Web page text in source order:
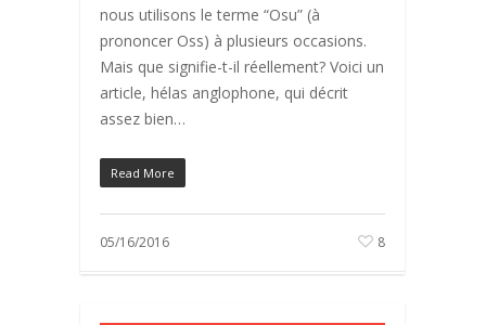
nous utilisons le terme “Osu” (à
prononcer Oss) à plusieurs occasions.
Mais que signifie-t-il réellement? Voici un
article, hélas anglophone, qui décrit
assez bien…
Read More
05/16/2016 8